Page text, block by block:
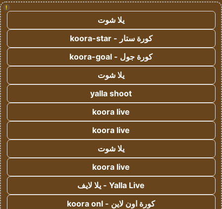
!
يلا شوت
كورة ستار - koora-star
كورة جول - koora-goal
يلا شوت
yalla shoot
koora live
koora live
يلا شوت
koora live
Yalla Live - يلا لايف
كورة اون لاين - koora onl